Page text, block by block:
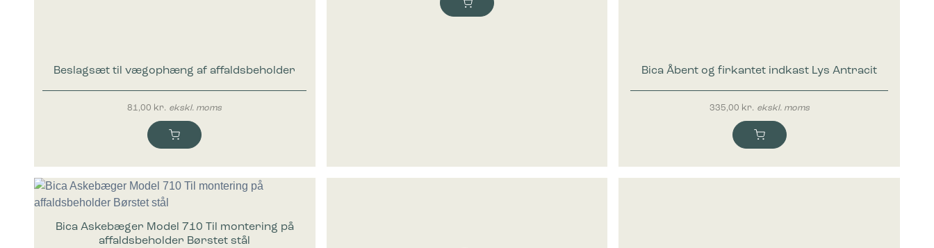
Beslagsæt til vægophæng af affaldsbeholder
81,00 kr. ekskl. moms
Bica Åbent og firkantet indkast Lys Antracit
335,00 kr. ekskl. moms
Bica Askebæger Model 710 Til montering på
affaldsbeholder Børstet stål